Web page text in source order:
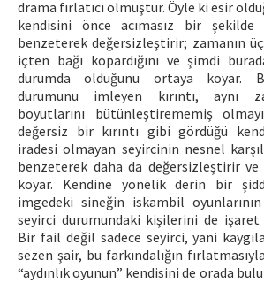
drama fırlatıcı olmuştur. Öyle ki esir
kendisini önce acımasız bir şekilde
benzeterek değersizleştirir; zamanın
içten bağı kopardığını ve şimdi
durumda olduğunu ortaya koyar.
durumunu imleyen kırıntı, aynı
boyutlarını bütünleştirememiş
değersiz bir kırıntı gibi gördüğü
iradesi olmayan seyircinin nesnel
benzeterek daha da değersizleştirir
koyar. Kendine yönelik derin bir
imgedeki sineğin iskambil
seyirci durumundaki kişilerini de
Bir fail değil sadece seyirci, yani
sezen şair, bu farkındalığın
“aydınlık oyunun” kendisini de orada